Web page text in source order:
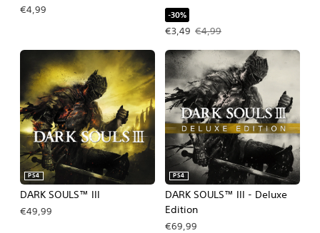
€4,99 -30%
€3,49
Prezzo in offerta €3,49. Prezzo
€4,99
DARK SOULS™ III
PS4
€49,99
DARK SOULS™ III - Deluxe
Edition
PS4
€69,99